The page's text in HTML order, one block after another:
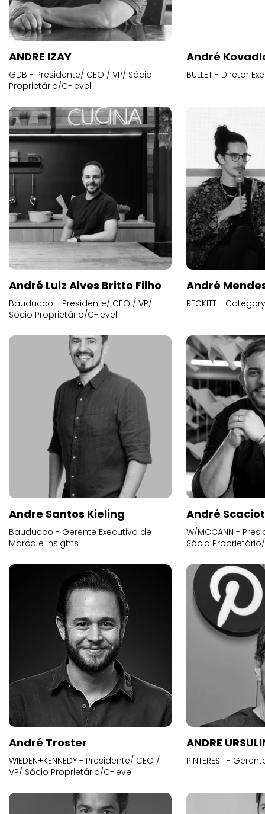
ANDRE IZAY
GDB - Presidente/ CEO / VP/ Sócio
Proprietário/C-level
André
BULLET - Diretor
André Luiz Alves Britto Filho
Bauducco - Presidente/ CEO / VP/
Sócio Proprietário/C-level
André
RECKITT -
Andre Santos Kieling
Bauducco - Gerente Executivo de
Marca e Insights
André
W/MCCANN -
Sócio
André Troster
WIEDEN+KENNEDY - Presidente/ CEO /
VP/ Sócio Proprietário/C-level
ANDRE
PINTEREST -